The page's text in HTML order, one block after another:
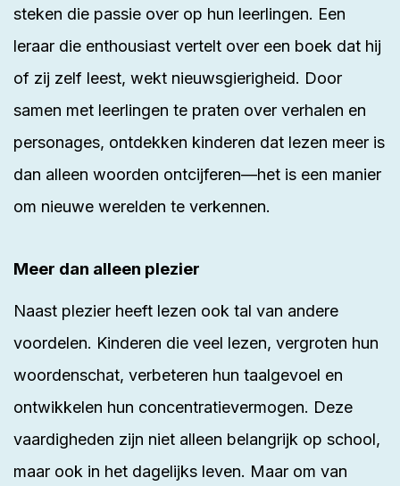
steken die passie over op hun leerlingen. Een
leraar die enthousiast vertelt over een boek dat hij
of zij zelf leest, wekt nieuwsgierigheid. Door
samen met leerlingen te praten over verhalen en
personages, ontdekken kinderen dat lezen meer is
dan alleen woorden ontcijferen—het is een manier
om nieuwe werelden te verkennen.
Meer dan alleen plezier
Naast plezier heeft lezen ook tal van andere
voordelen. Kinderen die veel lezen, vergroten hun
woordenschat, verbeteren hun taalgevoel en
ontwikkelen hun concentratievermogen. Deze
vaardigheden zijn niet alleen belangrijk op school,
maar ook in het dagelijks leven. Maar om van